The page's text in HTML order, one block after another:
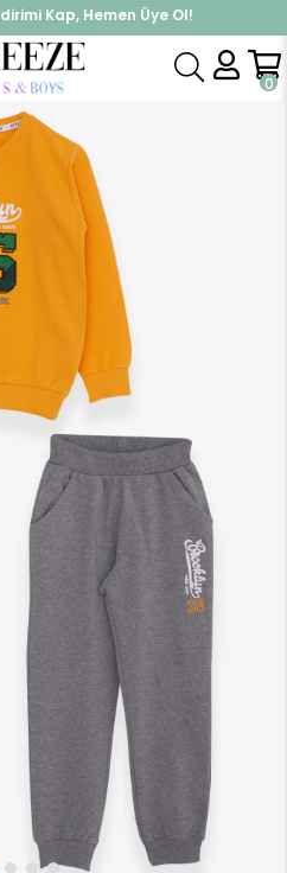
İndirimi, Hemen Al!
Kap, Hemen Üye Ol!
0
Eşofman Takımı Erkek Çocuk Eşofman Takımı Yazı Nakışlı Hardal Sarı (9 Yaş)